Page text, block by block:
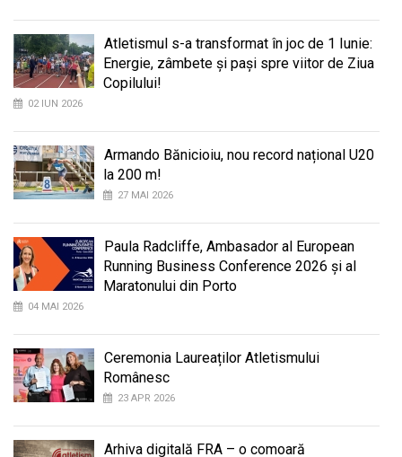
Atletismul s-a transformat în joc de 1 Iunie:
Energie, zâmbete și pași spre viitor de Ziua
Copilului!
02 IUN 2026
Armando Bănicioiu, nou record național U20
la 200 m!
27 MAI 2026
Paula Radcliffe, Ambasador al European
Running Business Conference 2026 și al
Maratonului din Porto
04 MAI 2026
Ceremonia Laureaților Atletismului
Românesc
23 APR 2026
Arhiva digitală FRA – o comoară